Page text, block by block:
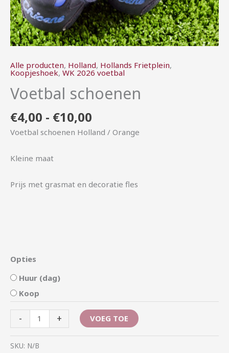
Alle producten, Holland, Hollands Frietplein,
Koopjeshoek, WK 2026 voetbal
Voetbal schoenen
€4,00 - €10,00
Voetbal schoenen Holland / Orange
Kleine maat
Prijs met grasmat en decoratie fles
Opties
Huur (dag)
Koop
- + VOEG TOE
SKU: N/B